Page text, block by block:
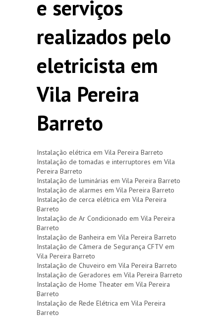
e serviços
realizados pelo
eletricista em
Vila Pereira
Barreto
Instalação elétrica em Vila Pereira Barreto
Instalação de tomadas e interruptores em Vila
Pereira Barreto
Instalação de luminárias em Vila Pereira Barreto
Instalação de alarmes em Vila Pereira Barreto
Instalação de cerca elétrica em Vila Pereira
Barreto
Instalação de Ar Condicionado em Vila Pereira
Barreto
Instalação de Banheira em Vila Pereira Barreto
Instalação de Câmera de Segurança CFTV em
Vila Pereira Barreto
Instalação de Chuveiro em Vila Pereira Barreto
Instalação de Geradores em Vila Pereira Barreto
Instalação de Home Theater em Vila Pereira
Barreto
Instalação de Rede Elétrica em Vila Pereira
Barreto